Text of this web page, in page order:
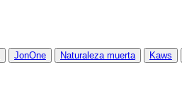
JonOne Naturaleza muerta Kaws